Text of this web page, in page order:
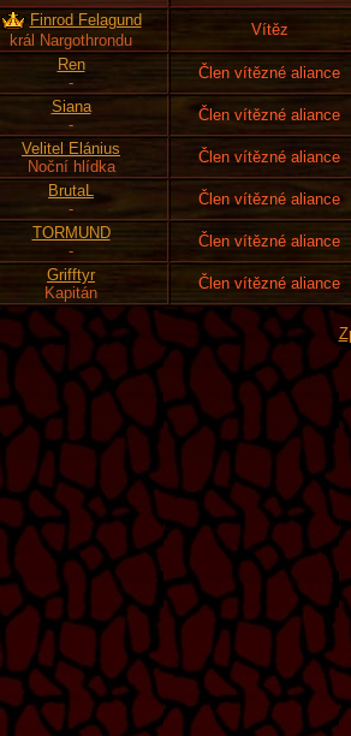
Finrod Felagund
král Nargothrondu
Vítěz
Ren
-
Člen vítězné aliance
Siana
-
Člen vítězné aliance
Velitel Elánius
Noční hlídka
Člen vítězné aliance
BrutaL
-
Člen vítězné aliance
TORMUND
-
Člen vítězné aliance
Grifftyr
Kapitán
Člen vítězné aliance